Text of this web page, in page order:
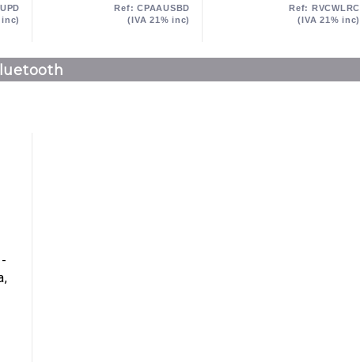
inc)
Ref: CPAAUSBD
(IVA 21% inc)
Ref: RVCWLRC
(IVA 21% inc)